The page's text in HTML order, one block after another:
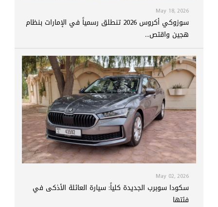
May 18, 2026
سوزوكي أكروس 2026 تنطلق رسمياً في الإمارات بنظام
هجين واقتص...
May 02, 2026
سكودا سوبرب الجديدة كلياً: سيارة العائلة الأذكى في
فئتها